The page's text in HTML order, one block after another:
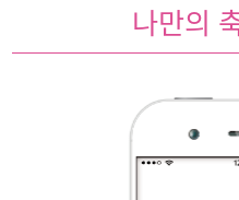
나만의